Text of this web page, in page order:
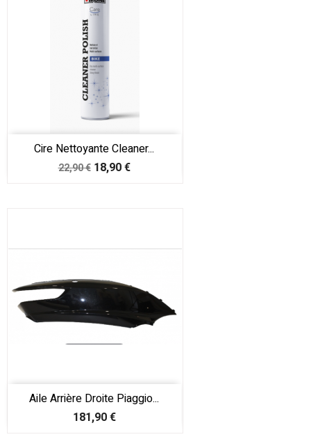
Cire Nettoyante Cleaner...
Prix
22,90 € Prix
18,90 €
Aile Arrière Droite Piaggio...
Prix
181,90 €